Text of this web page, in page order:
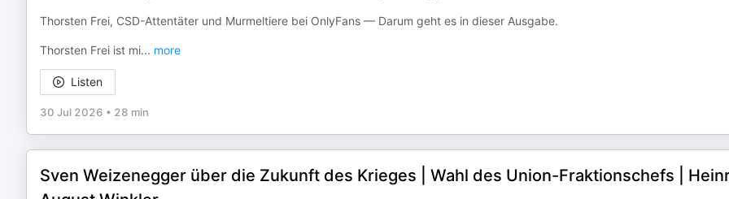
Thorsten Frei, CSD-Attentäter und Murmeltiere bei OnlyFans — Darum geht es in dieser Ausgabe.
Thorsten Frei ist mi... more
Listen
30 Jul 2026 • 28 min
Sven Weizenegger über die Zukunft des Krieges | Wahl des Union-Fraktionschefs |